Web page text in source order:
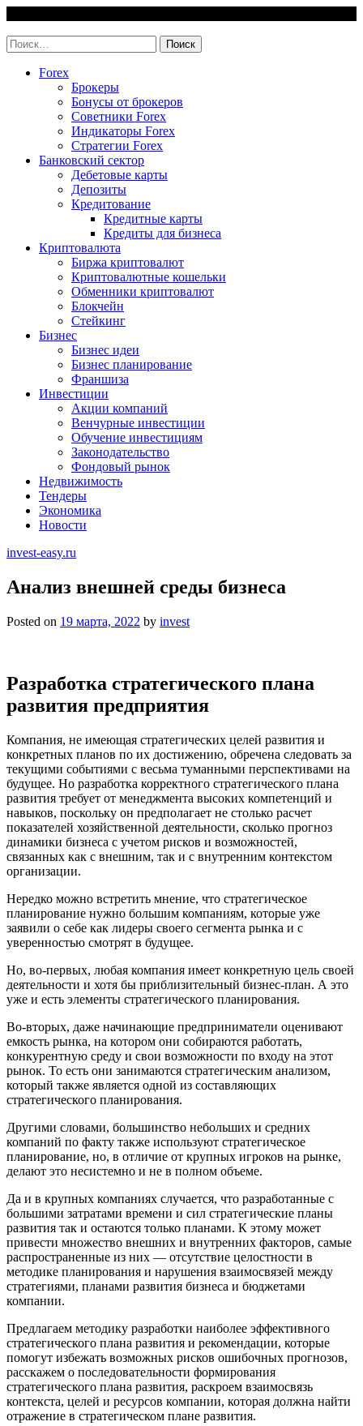
content
Найти:
Forex
Брокеры
Бонусы от брокеров
Советники Forex
Индикаторы Forex
Стратегии Forex
Банковский сектор
Дебетовые карты
Депозиты
Кредитование
Кредитные карты
Кредиты для бизнеса
Криптовалюта
Биржа криптовалют
Криптовалютные кошельки
Обменники криптовалют
Блокчейн
Стейкинг
Бизнес
Бизнес идеи
Бизнес планирование
Франшиза
Инвестиции
Акции компаний
Венчурные инвестиции
Обучение инвестициям
Законодательство
Фондовый рынок
Недвижимость
Тендеры
Экономика
Новости
invest-easy.ru
Анализ внешней среды бизнеса
Posted on 19 марта, 2022 by invest
Разработка стратегического плана
развития предприятия
Компания, не имеющая стратегических целей развития и
конкретных планов по их достижению, обречена следовать за
текущими событиями с весьма туманными перспективами на
будущее. Но разработка корректного стратегического плана
развития требует от менеджмента высоких компетенций и
навыков, поскольку он предполагает не столько расчет
показателей хозяйственной деятельности, сколько прогноз
динамики бизнеса с учетом рисков и возможностей,
связанных как с внешним, так и с внутренним контекстом
организации.
Нередко можно встретить мнение, что стратегическое
планирование нужно большим компаниям, которые уже
заявили о себе как лидеры своего сегмента рынка и с
уверенностью смотрят в будущее.
Но, во-первых, любая компания имеет конкретную цель своей
деятельности и хотя бы приблизительный бизнес-план. А это
уже и есть элементы стратегического планирования.
Во-вторых, даже начинающие предприниматели оценивают
емкость рынка, на котором они собираются работать,
конкурентную среду и свои возможности по входу на этот
рынок. То есть они занимаются стратегическим анализом,
который также является одной из составляющих
стратегического планирования.
Другими словами, большинство небольших и средних
компаний по факту также используют стратегическое
планирование, но, в отличие от крупных игроков на рынке,
делают это несистемно и не в полном объеме.
Да и в крупных компаниях случается, что разработанные с
большими затратами времени и сил стратегические планы
развития так и остаются только планами. К этому может
привести множество внешних и внутренних факторов, самые
распространенные из них — отсутствие целостности в
методике планирования и нарушения взаимосвязей между
стратегиями, планами развития бизнеса и бюджетами
компании.
Предлагаем методику разработки наиболее эффективного
стратегического плана развития и рекомендации, которые
помогут избежать возможных рисков ошибочных прогнозов,
расскажем о последовательности формирования
стратегического плана развития, раскроем взаимосвязь
контекста, целей и ресурсов компании, которая должна найти
отражение в стратегическом плане развития.